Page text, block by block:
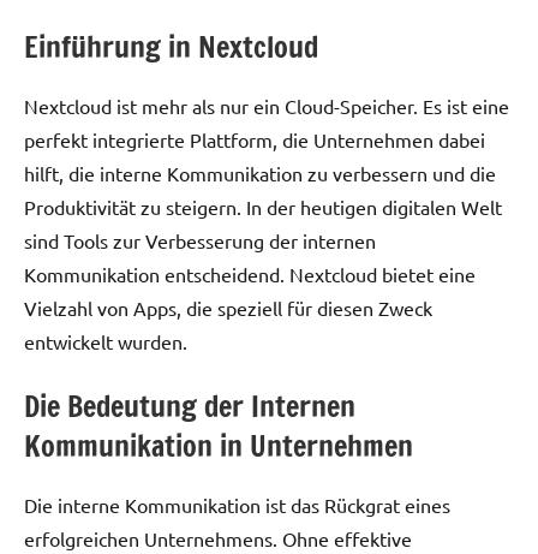
Einführung in Nextcloud
Nextcloud ist mehr als nur ein Cloud-Speicher. Es ist eine
perfekt integrierte Plattform, die Unternehmen dabei
hilft, die interne Kommunikation zu verbessern und die
Produktivität zu steigern. In der heutigen digitalen Welt
sind Tools zur Verbesserung der internen
Kommunikation entscheidend. Nextcloud bietet eine
Vielzahl von Apps, die speziell für diesen Zweck
entwickelt wurden.
Die Bedeutung der Internen
Kommunikation in Unternehmen
Die interne Kommunikation ist das Rückgrat eines
erfolgreichen Unternehmens. Ohne effektive